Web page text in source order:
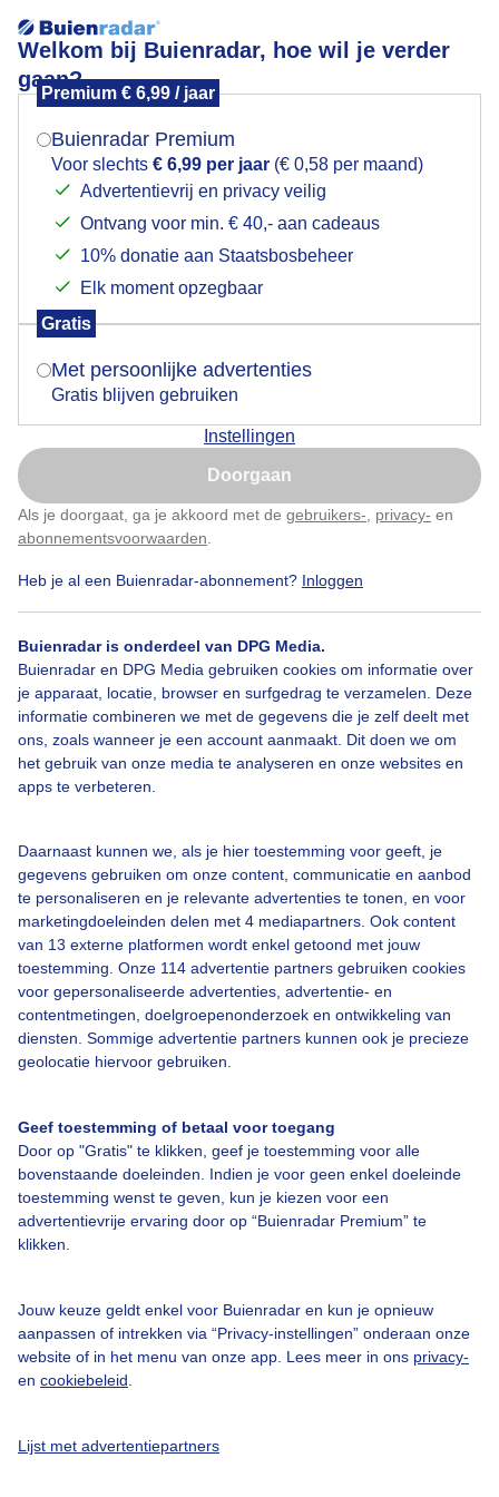
Welkom bij Buienradar, hoe wil je verder
gaan?
Premium € 6,99 / jaar
Buienradar Premium
Voor slechts € 6,99 per jaar (€ 0,58 per maand)
Advertentievrij en privacy veilig
Ontvang voor min. € 40,- aan cadeaus
10% donatie aan Staatsbosbeheer
Elk moment opzegbaar
Gratis
Met persoonlijke advertenties
Gratis blijven gebruiken
Instellingen
Doorgaan
Als je doorgaat, ga je akkoord met de gebruikers- privacy- en
abonnementsvoorwaarden
Heb je al een Buienradar-abonnement? Inloggen
Buienradar is onderdeel van DPG Media.
Buienradar en DPG Media gebruiken cookies om informatie over
je apparaat, locatie, browser en surfgedrag te verzamelen. Deze
informatie combineren we met de gegevens die je zelf deelt met
ons, zoals wanneer je een account aanmaakt. Dit doen we om
het gebruik van onze media te analyseren en onze websites en
apps te verbeteren.
Daarnaast kunnen we, als je hier toestemming voor geeft, je
gegevens gebruiken om onze content, communicatie en aanbod
te personaliseren en je relevante advertenties te tonen, en voor
marketingdoeleinden delen met 4 mediapartners. Ook content
van 13 externe platformen wordt enkel getoond met jouw
toestemming. Onze 114 advertentie partners gebruiken cookies
voor gepersonaliseerde advertenties, advertentie- en
contentmetingen, doelgroepenonderzoek en ontwikkeling van
diensten. Sommige advertentie partners kunnen ook je precieze
geolocatie hiervoor gebruiken.
Geef toestemming of betaal voor toegang
Door op "Gratis" te klikken, geef je toestemming voor alle
bovenstaande doeleinden. Indien je voor geen enkel doeleinde
toestemming wenst te geven, kun je kiezen voor een
advertentievrije ervaring door op “Buienradar Premium” te
klikken.
Jouw keuze geldt enkel voor Buienradar en kun je opnieuw
aanpassen of intrekken via “Privacy-instellingen” onderaan onze
website of in het menu van onze app. Lees meer in ons privacy-
en cookiebeleid
Lijst met advertentiepartners
Goedemorgen
E3n prachtige start vanmorgen
Zonnezuil Hijskraan Zonsopkomst
Bekijk slideshow
Een moment geduld aub...
Bedrijfsgegevens
Veelgestelde vragen
Contact
Adverteren
Buienradar Team
Cookie beleid
Mogen we je locatie gebruiken voor het
Indien je hier nog geen akkoord op hebt gegeven,
verschijnt er zo een pop-up uit je browser waarin
Is goed, toon de popup
Nu niet, misschien later
Klik hierom dit aan te passen